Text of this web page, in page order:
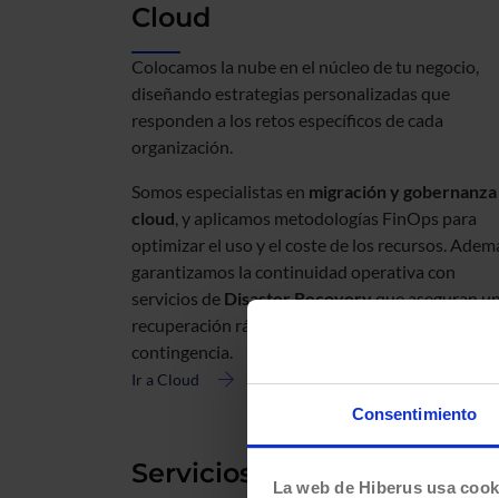
Consentimiento
La web de Hiberus usa
Cloud
Colocamos la nube en el núcleo de tu negocio,
diseñando estrategias personalizadas que
responden a los retos específicos de cada
organización.
Somos especialistas en migración y gobernanza
cloud, y aplicamos metodologías FinOps para
optimizar el uso y el coste de los recursos.
garantizamos la continuidad operativa con
servicios de Disaster Recoveryque aseguran
recuperación rápida y eficaz ante cualquier
contingencia.
Ir a Cloud
acerca
Servicios gestionados